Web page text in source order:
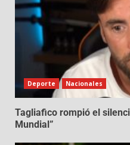
Deporte Nacionales
Tagliafico rompió el
Mundial”